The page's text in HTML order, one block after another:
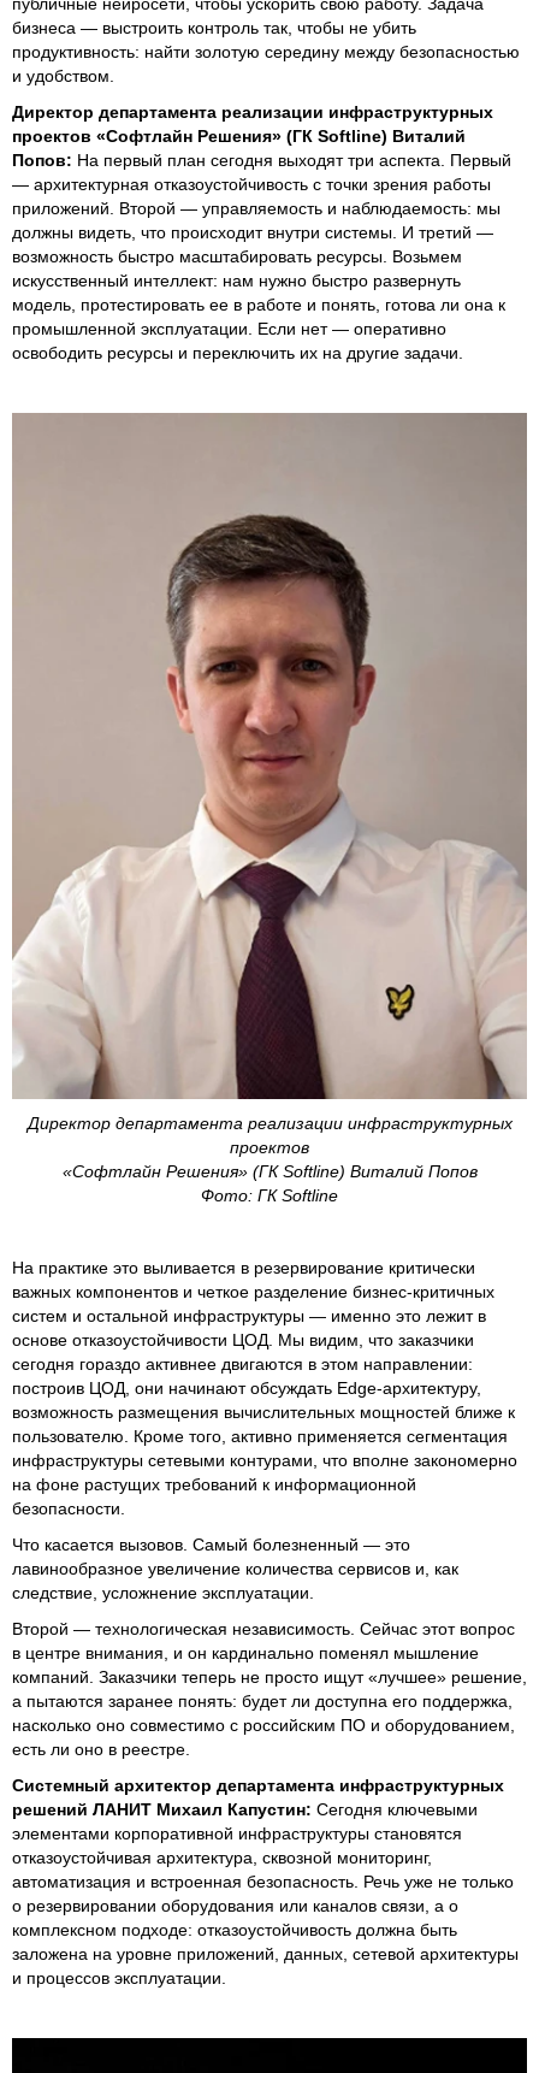
бизнеса — выстроить контроль так, чтобы не убить
продуктивность: найти золотую середину между безопасностью
и удобством.
Директор департамента реализации инфраструктурных
проектов «Софтлайн Решения» (ГК Softline) Виталий
Попов: На первый план сегодня выходят три аспекта. Первый
— архитектурная отказоустойчивость с точки зрения работы
приложений. Второй — управляемость и наблюдаемость: мы
должны видеть, что происходит внутри системы. И третий —
возможность быстро масштабировать ресурсы. Возьмем
искусственный интеллект: нам нужно быстро развернуть
модель, протестировать ее в работе и понять, готова ли она к
промышленной эксплуатации. Если нет — оперативно
освободить ресурсы и переключить их на другие задачи.
Директор департамента реализации инфраструктурных
проектов
«Софтлайн Решения» (ГК Softline) Виталий Попов
Фото: ГК Softline
На практике это выливается в резервирование критически
важных компонентов и четкое разделение бизнес-критичных
систем и остальной инфраструктуры — именно это лежит в
основе отказоустойчивости ЦОД. Мы видим, что заказчики
сегодня гораздо активнее двигаются в этом направлении:
построив ЦОД, они начинают обсуждать Edge-архитектуру,
возможность размещения вычислительных мощностей ближе к
пользователю. Кроме того, активно применяется сегментация
инфраструктуры сетевыми контурами, что вполне закономерно
на фоне растущих требований к информационной
безопасности.
Что касается вызовов. Самый болезненный — это
лавинообразное увеличение количества сервисов и, как
следствие, усложнение эксплуатации.
Второй — технологическая независимость. Сейчас этот вопрос
в центре внимания, и он кардинально поменял мышление
компаний. Заказчики теперь не просто ищут «лучшее» решение,
а пытаются заранее понять: будет ли доступна его поддержка,
насколько оно совместимо с российским ПО и оборудованием,
есть ли оно в реестре.
Системный архитектор департамента инфраструктурных
решений ЛАНИТ Михаил Капустин: Сегодня ключевыми
элементами корпоративной инфраструктуры становятся
отказоустойчивая архитектура, сквозной мониторинг,
автоматизация и встроенная безопасность. Речь уже не только
о резервировании оборудования или каналов связи, а о
комплексном подходе: отказоустойчивость должна быть
заложена на уровне приложений, данных, сетевой архитектуры
и процессов эксплуатации.